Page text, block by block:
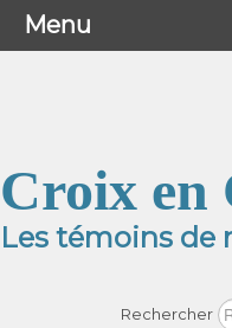
Croix en
Les témoins de
Rechercher
Menu
Menu